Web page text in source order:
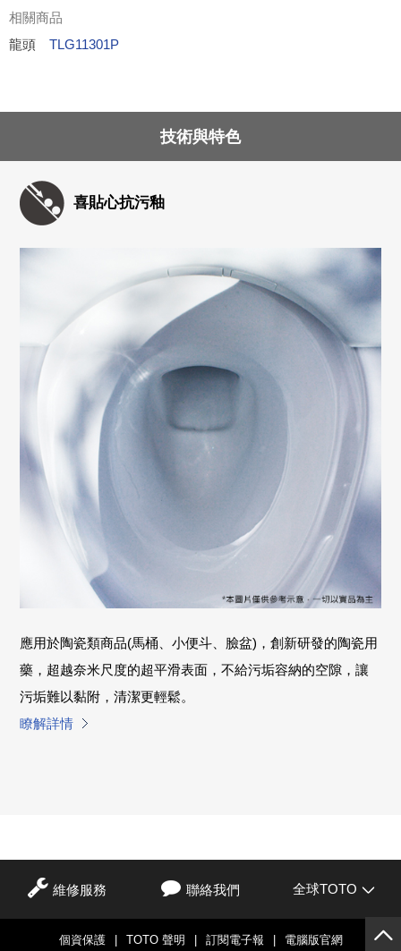
相關商品
龍頭 TLG11301P
技術與特色
喜貼心抗污釉
應用於陶瓷類商品(馬桶、小便斗、臉盆)，創新研發的陶瓷用
藥，超越奈米尺度的超平滑表面，不給污垢容納的空隙，讓
污垢難以黏附，清潔更輕鬆。
瞭解詳情
維修服務 聯絡我們 全球TOTO
個資保護 TOTO 聲明 訂閱電子報 電腦版官網